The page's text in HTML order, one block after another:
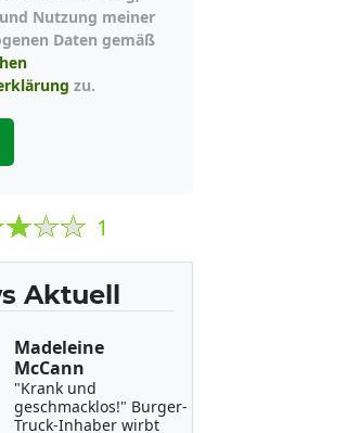
Nutzung meiner
Daten gemäß
zu.
1
Aktuell
Madeleine
McCann
"Krank und
geschmacklos!" Burger-
Truck-Inhaber wirbt